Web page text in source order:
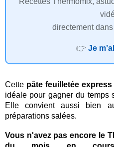
directement
👉 Je
Cette pâte feuilletée
idéale pour gagner du temps
Elle convient aussi bien
préparations salées.
Vous n'avez pas encore le